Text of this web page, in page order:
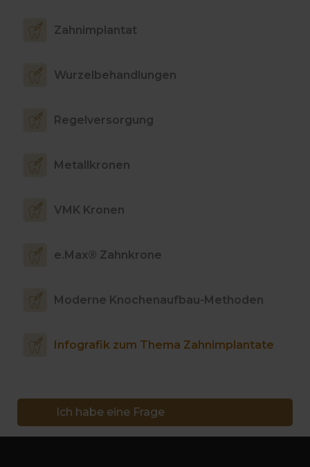
Zahnimplantat
Wurzelbehandlungen
Regelversorgung
Metallkronen
VMK Kronen
e.Max® Zahnkrone
Moderne Knochenaufbau-Methoden
Infografik zum Thema Zahnimplantate
Ich habe eine Frage